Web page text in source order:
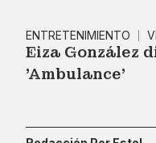
ENTRETENIMIENTO
Eiza González
'Ambulance'